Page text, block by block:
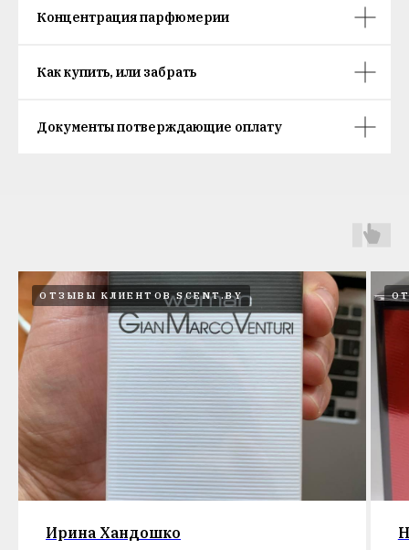
Концентрация парфюмерии
Как купить, или забрать
Документы потверждающие оплату
ОТЗЫВЫ КЛИЕНТОВ SCENT.BY
Ирина Хандошко